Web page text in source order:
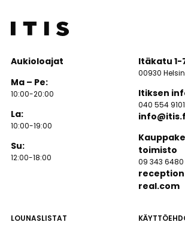
LOUNASLISTAT
Aukioloajat
Ma – Pe:
10:00-20:00
La:
10:00-19:00
Su:
12:00-18:00
Itäkatu 1-
00930
Itiksen
040 554 9101
toimisto
09 343 6480
real.com